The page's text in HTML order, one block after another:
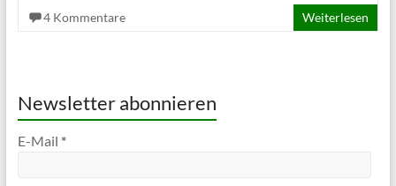
4 Kommentare
Weiterlesen
Newsletter abonnieren
E-Mail *